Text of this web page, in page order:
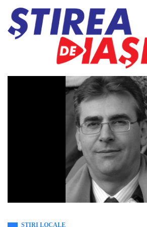
STIRI LOCALE